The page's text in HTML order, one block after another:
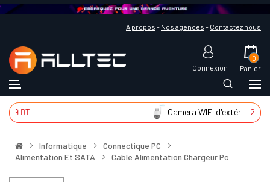
A propos - Nos agences - Contactez nous
Connexion Panier
0
DT Camera WIFI d'extér 225 DT
Informatique
Connectique PC
Alimentation Et SATA
Cable Alimentation Chargeur Pc